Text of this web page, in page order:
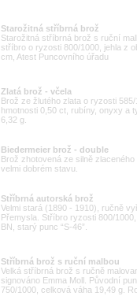
Starožitná stříbrná brož
Starožitná stříbrná brož s ruční
stříbro o ryzosti 800/1000, jehla z
cm, Atest Puncovního úřadu
Zlatá brož - včela
Brož ze žlutého zlata o ryzosti
hmotnosti 0,50 ct, rubíny, onyxy a
6,32 g.
Biedermeier brož - double
Brož zhotovená ze silně
velmi dobrém stavu.
Stříbrná autorská brož
Velmi stará (1890 - 1910), ručně
Přemysla. Stříbro ryzosti 800/
BN, starý punc “S-46”.
Stříbrná brož s ruční malbou
Velká stříbrná brož s ručně
signováno Emma Moll. Původní
750/1000, celková váha 19,49 g.